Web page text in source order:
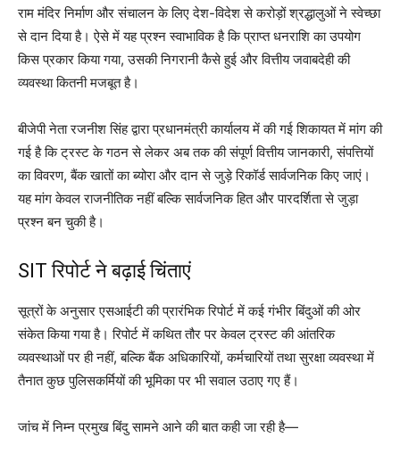
राम मंदिर निर्माण और संचालन के लिए देश-विदेश से करोड़ों श्रद्धालुओं ने स्वेच्छा
से दान दिया है। ऐसे में यह प्रश्न स्वाभाविक है कि प्राप्त धनराशि का उपयोग
किस प्रकार किया गया, उसकी निगरानी कैसे हुई और वित्तीय जवाबदेही की
व्यवस्था कितनी मजबूत है।
बीजेपी नेता रजनीश सिंह द्वारा प्रधानमंत्री कार्यालय में की गई शिकायत में मांग की
गई है कि ट्रस्ट के गठन से लेकर अब तक की संपूर्ण वित्तीय जानकारी, संपत्तियों
का विवरण, बैंक खातों का ब्योरा और दान से जुड़े रिकॉर्ड सार्वजनिक किए जाएं।
यह मांग केवल राजनीतिक नहीं बल्कि सार्वजनिक हित और पारदर्शिता से जुड़ा
प्रश्न बन चुकी है।
SIT रिपोर्ट ने बढ़ाई चिंताएं
सूत्रों के अनुसार एसआईटी की प्रारंभिक रिपोर्ट में कई गंभीर बिंदुओं की ओर
संकेत किया गया है। रिपोर्ट में कथित तौर पर केवल ट्रस्ट की आंतरिक
व्यवस्थाओं पर ही नहीं, बल्कि बैंक अधिकारियों, कर्मचारियों तथा सुरक्षा व्यवस्था में
तैनात कुछ पुलिसकर्मियों की भूमिका पर भी सवाल उठाए गए हैं।
जांच में निम्न प्रमुख बिंदु सामने आने की बात कही जा रही है—